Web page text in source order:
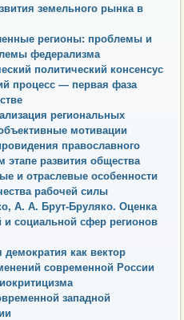
земельного рынка в
регионы: проблемы и
федерализма
политический консенсус
процесс — первая фаза
региональных
мотивации
православного
этапе развития общества
и отраслевые особенности
рабочей силы
А. А. Брут-Бруляко. Оценка
и социальной сфер регионов
демократия как вектор
современной России
западной